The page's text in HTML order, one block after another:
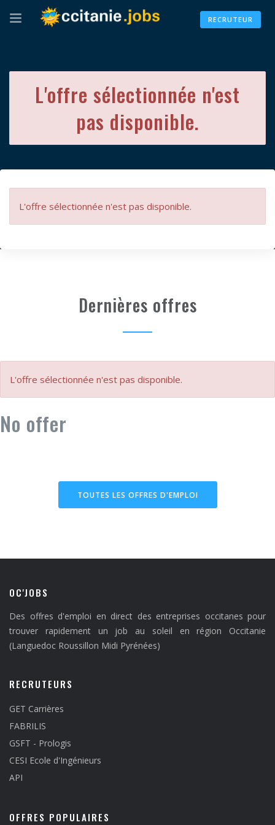
RECRUTEUR
L'offre sélectionnée n'est
pas disponible.
L'offre sélectionnée n'est pas disponible.
Dernières offres
L'offre sélectionnée n'est pas disponible.
No offer
TOUTES LES OFFRES D'EMPLOI
OC'JOBS
Des offres d'emploi en direct des entreprises occitanes pour
trouver rapidement un job au soleil en région Occitanie
(Languedoc Roussillon Midi Pyrénées)
RECRUTEURS
GET Carrières
FABRILIS
GSFT - Prologis
CESI Ecole d'Ingénieurs
API
OFFRES POPULAIRES